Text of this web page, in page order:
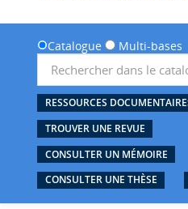
Catalogue Multi-bases
RESSOURCES
TROUVER UNE REVUE
CONSULTER UN MÉMOIRE
CONSULTER UNE THÈSE